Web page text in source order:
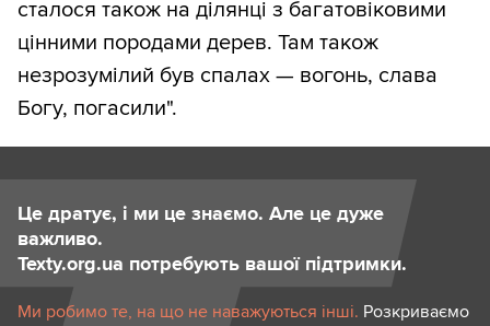
сталося також на ділянці з багатовіковими
цінними породами дерев. Там також
незрозумілий був спалах — вогонь, слава
Богу, погасили".
Це дратує, і ми це знаємо. Але це дуже
важливо.
Texty.org.ua потребують вашої підтримки.
Ми робимо те, на що не наважуються інші. Розкриваємо